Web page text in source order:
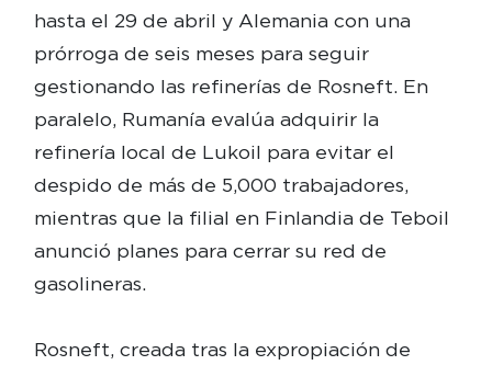
hasta el 29 de abril y Alemania con una
prórroga de seis meses para seguir
gestionando las refinerías de Rosneft. En
paralelo, Rumanía evalúa adquirir la
refinería local de Lukoil para evitar el
despido de más de 5,000 trabajadores,
mientras que la filial en Finlandia de Teboil
anunció planes para cerrar su red de
gasolineras.
Rosneft, creada tras la expropiación de